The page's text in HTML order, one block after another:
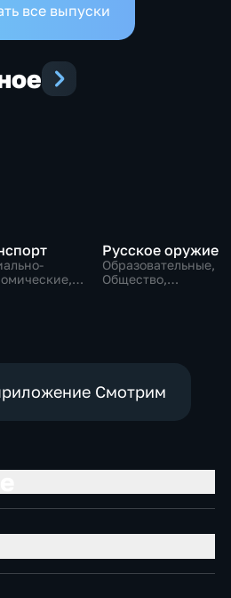
все выпуски
Русское оружие
Образовательные,
Общество,
Смотрим